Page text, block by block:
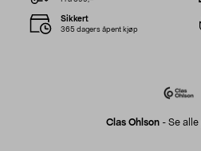
Clas Ohlson- Se alle
Sikkert
365 dagers åpent kjøp